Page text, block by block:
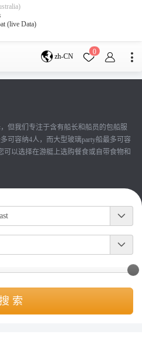
zh-CN
0
珀斯
whitsundays
服务条款
但我们专注于含有船长和船员的包船服
可容纳4人，而大型玻璃party船最多可容
可以选择在游艇上选购餐食或自带食物和
索
(live Data)